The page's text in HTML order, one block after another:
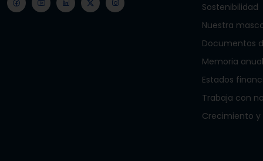
Sostenibilidad
Nuestra
Documentos
Memoria anual
Estados
Trabaja con
Crecimiento